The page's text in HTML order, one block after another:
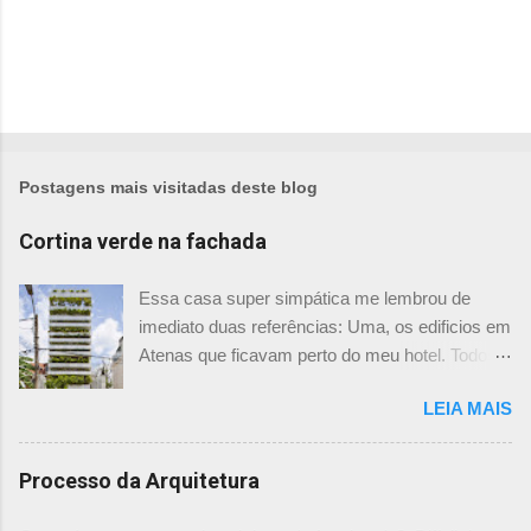
Postagens mais visitadas deste blog
Cortina verde na fachada
Essa casa super simpática me lembrou de
imediato duas referências: Uma, os edificios em
Atenas que ficavam perto do meu hotel. Todos
ficassem tão simpáticos! Mas olhando com
mais foco, me veio a segunda referência. Na
verdade as fachadas da frente e fundos são
como segundas peles, floreiras que criam um
LEIA MAIS
Processo da Arquitetura